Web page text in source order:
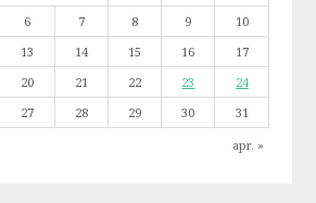
apr. »
6 7 8 9
10
13 14 15 16
17
20 21 22 23
24
27 28 29 30 31